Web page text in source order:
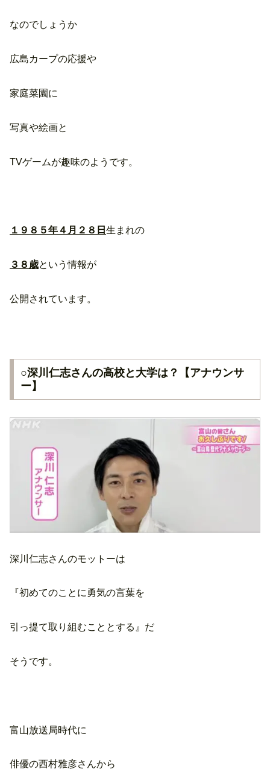
なのでしょうか
広島カープの応援や
家庭菜園に
写真や絵画と
TVゲームが趣味のようです。
１９８５年４月２８日 生まれの
３８歳という情報が
公開されています。
○深川仁志さんの高校と大学は？【アナウンサ
ー】
深川仁志さんのモットーは
『初めてのことに勇気の言葉を
引っ提て取り組むこととする』だ
そうです。
富山放送局時代に
俳優の西村雅彦さんから